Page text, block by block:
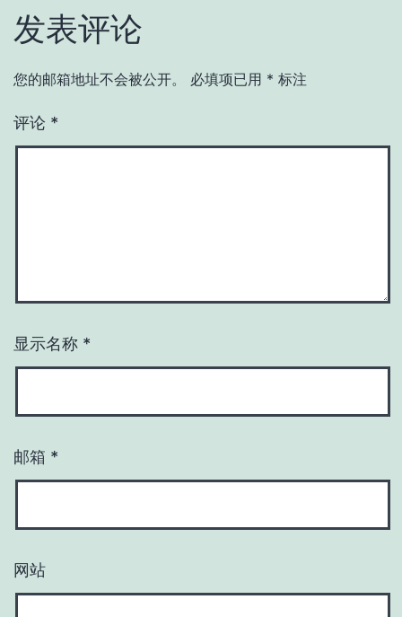
发表评论
您的邮箱地址不会被公开。 必填项已用 * 标注
评论 *
显示名称 *
邮箱 *
网站